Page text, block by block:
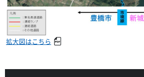
拡大図はこちら